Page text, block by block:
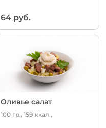
64 руб.
Оливье салат
100 гр., 159 ккал.,